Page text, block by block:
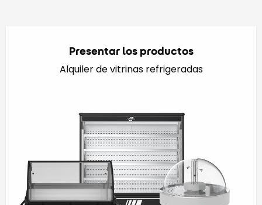
Presentar los productos
Alquiler de vitrinas refrigeradas